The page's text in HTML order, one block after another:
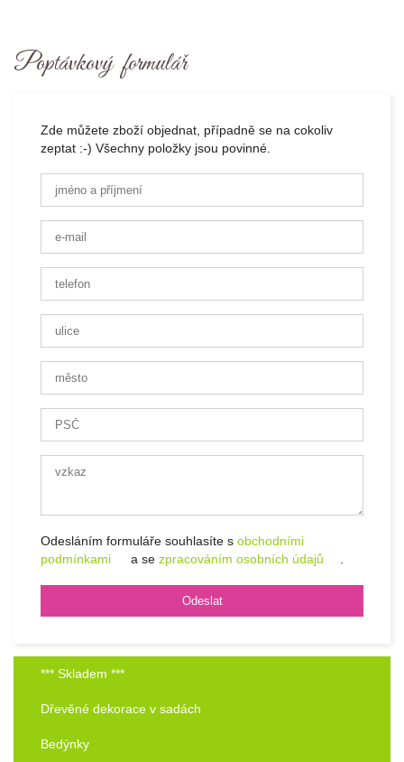
Poptávkový formulář
Zde můžete zboží objednat, případně se na cokoliv
zeptat :-) Všechny položky jsou povinné.
Odesláním formuláře souhlasíte s obchodními
podmínkami
a se zpracováním osobních údajů .
*** Skladem ***
Dřevěné dekorace v sadách
Bedýnky